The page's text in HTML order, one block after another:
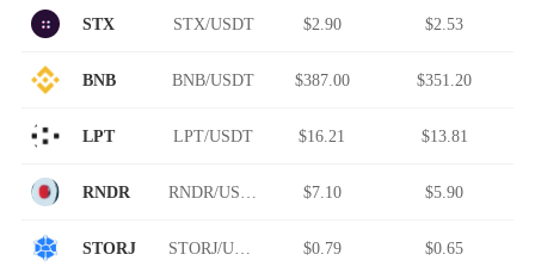
STX STX/USDT $2.90 $2.53
BNB BNB/USDT $387.00 $351.20
LPT LPT/USDT $16.21 $13.81
RNDR $7.10 $5.90
STORJ STORJ/USDT $0.79 $0.65